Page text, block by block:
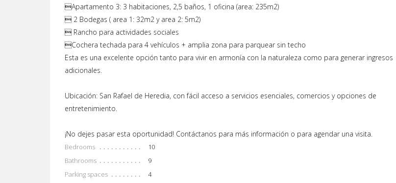
Apartamento 3: 3 habitaciones, 2,5 baños, 1 oficina (area: 235m2)
 2 Bodegas ( area 1: 32m2 y area 2: 5m2)
 Rancho para actividades sociales
Cochera techada para 4 vehículos + amplia zona para parquear sin techo
Esta es una excelente opción tanto para vivir en armonía con la naturaleza como para generar ingresos
adicionales.
Ubicación: San Rafael de Heredia, con fácil acceso a servicios esenciales, comercios y opciones de
entretenimiento.
¡No dejes pasar esta oportunidad! Contáctanos para más información o para agendar una visita.
Bedrooms
10
Bathrooms
9
Parking spaces
4